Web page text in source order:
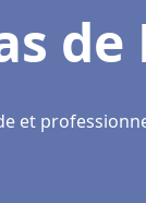
de
et